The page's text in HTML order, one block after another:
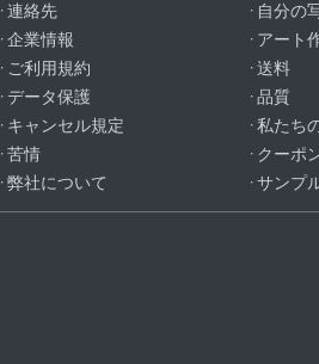
· 連絡先
· 企業情報
· ご利用規約
· データ保護
· キャンセル規定
· 苦情
· 弊社について
· 自分の
· アート
· 送料
· 品質
· 私たち
· クーポ
· サンプ